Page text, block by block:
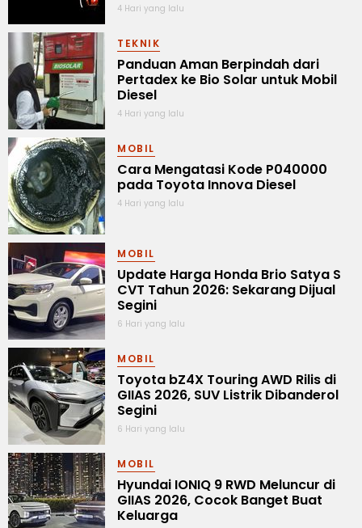
4 Hari yang lalu
TEKNIK
Panduan Aman Berpindah dari
Pertadex ke Bio Solar untuk Mobil
Diesel
4 Hari yang lalu
MOBIL
Cara Mengatasi Kode P040000
pada Toyota Innova Diesel
4 Hari yang lalu
MOBIL
Update Harga Honda Brio Satya S
CVT Tahun 2026: Sekarang Dijual
Segini
6 Hari yang lalu
MOBIL
Toyota bZ4X Touring AWD Rilis di
GIIAS 2026, SUV Listrik Dibanderol
Segini
6 Hari yang lalu
MOBIL
Hyundai IONIQ 9 RWD Meluncur di
GIIAS 2026, Cocok Banget Buat
Keluarga